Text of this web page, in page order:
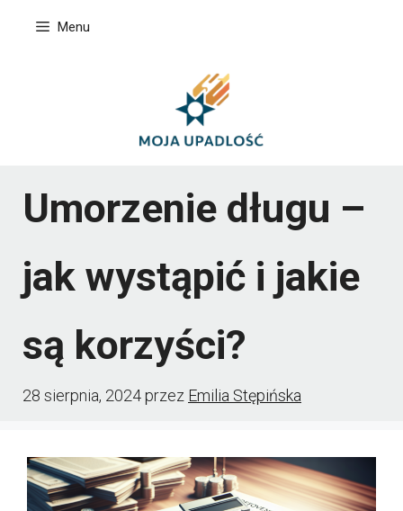
Menu
Umorzenie długu –
jak wystąpić i jakie
są korzyści?
28 sierpnia, 2024przez Emilia Stępińska